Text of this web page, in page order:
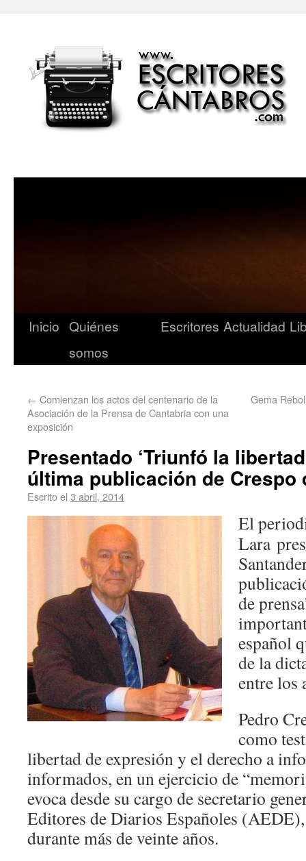
Inicio Quiénes
somos
Escritores Actualidad
← Comienzan los actos del centenario de la
Asociación de la Prensa de Cantabria con una
exposición
Gema
Presentado ‘Triunfó la
última publicación de Crespo
Escrito el 3 abril, 2014
El
Lara
de
español
de la
entre los
Pedro
como
libertad de expresión y el derecho a
informados, en un ejercicio de
evoca desde su cargo de secretario
Editores de Diarios Españoles
durante más de veinte años.